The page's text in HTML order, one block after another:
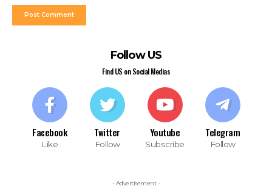
Follow US
Find US on Social Medias
Facebook
Like
Twitter
Follow
Youtube
Subscribe
Telegram
Follow
- Advertisement -